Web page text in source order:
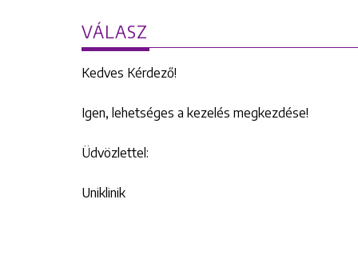
VÁLASZ
Kedves Kérdező!
Igen, lehetséges a kezelés megkezdése!
Üdvözlettel:
Uniklinik